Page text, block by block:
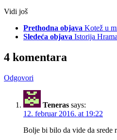
Vidi još
Prethodna objava Kotež u
Sledeća objava Istorija
4 komentara
Odgovori
Teneras says:
12. februar 2016. at 19:22
Bolje bi bilo da vide da srede